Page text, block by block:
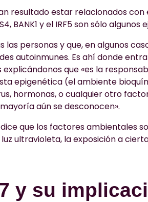
resultado estar relacionados
BANK1 y el IRF5 son sólo algunos
las personas y que, en algunos
autoinmunes. Es ahí donde
explicándonos que «es la
epigenética (el ambiente
hormonas, o cualquier otro
aún se desconocen».
que los factores ambientales
ultravioleta, la exposición a
y su